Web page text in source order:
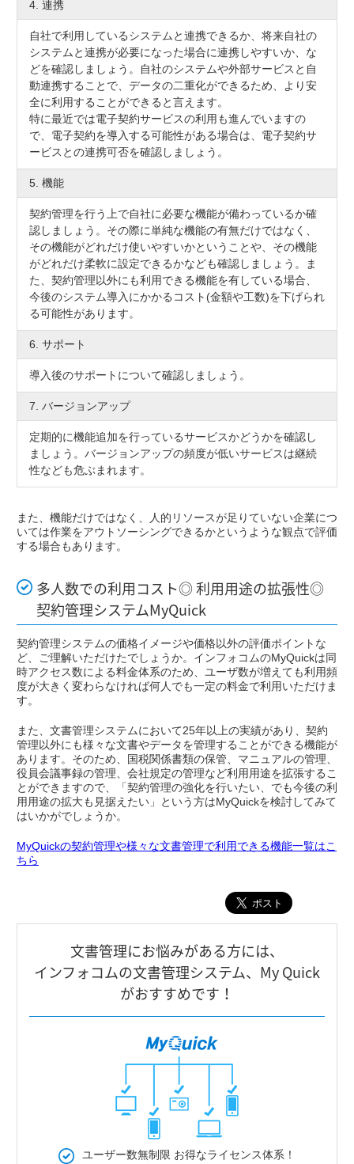
4. 連携
自社で利用しているシステムと連携できるか、将来自社の
システムと連携が必要になった場合に連携しやすいか、な
どを確認しましょう。自社のシステムや外部サービスと自
動連携することで、データの二重化ができるため、より安
全に利用することができると言えます。
特に最近では電子契約サービスの利用も進んでいますの
で、電子契約を導入する可能性がある場合は、電子契約サ
ービスとの連携可否を確認しましょう。
5. 機能
契約管理を行う上で自社に必要な機能が備わっているか確
認しましょう。その際に単純な機能の有無だけではなく、
その機能がどれだけ使いやすいかということや、その機能
がどれだけ柔軟に設定できるかなども確認しましょう。ま
た、契約管理以外にも利用できる機能を有している場合、
今後のシステム導入にかかるコスト(金額や工数)を下げられ
る可能性があります。
6. サポート
導入後のサポートについて確認しましょう。
7. バージョンアップ
定期的に機能追加を行っているサービスかどうかを確認し
ましょう。バージョンアップの頻度が低いサービスは継続
性なども危ぶまれます。
また、機能だけではなく、人的リソースが足りていない企業につ
いては作業をアウトソーシングできるかというような観点で評価
する場合もあります。
多人数での利用コスト◎ 利用用途の拡張性◎
契約管理システムMyQuick
契約管理システムの価格イメージや価格以外の評価ポイントな
ど、ご理解いただけたでしょうか。インフォコムのMyQuickは同
時アクセス数による料金体系のため、ユーザ数が増えても利用頻
度が大きく変わらなければ何人でも一定の料金で利用いただけま
す。
また、文書管理システムにおいて25年以上の実績があり、契約
管理以外にも様々な文書やデータを管理することができる機能が
あります。そのため、国税関係書類の保管、マニュアルの管理、
役員会議事録の管理、会社規定の管理など利用用途を拡張するこ
とができますので、「契約管理の強化を行いたい、でも今後の利
用用途の拡大も見据えたい」という方はMyQuickを検討してみて
はいかがでしょうか。
MyQuickの契約管理や様々な文書管理で利用できる機能一覧はこ
ちら
⽂書管理にお悩みがある⽅には、
インフォコムの⽂書管理システム、My Quick
がおすすめです！
ユーザー数無制限 お得なライセンス体系！